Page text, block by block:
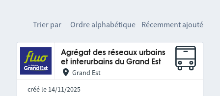
Trier par Ordre alphabétique Récemment ajouté
Agrégat des réseaux urbains
et interurbains du Grand Est
Grand Est
créé le 14/11/2025